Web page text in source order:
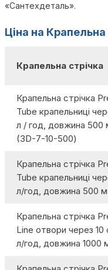
«Сантехдеталь».
Ціна на Крапельна
Крапельна стрічка
Крапельна стрічка
Tube крапельниці
л / год, довжина 500
(3D-7-10-500)
Крапельна стрічка
Tube крапельниці
л/год, довжина 500
Крапельна стрічка
Line отвори через
л/год, довжина 1000